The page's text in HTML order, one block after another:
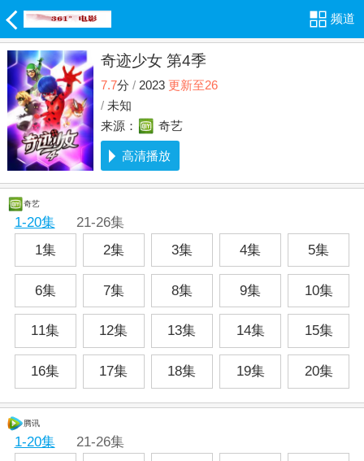
频道
奇迹少女 第4季
7.7分 /2023 更新至26
/未知
来源：
奇艺
高清播放
奇艺
1-20集
21-26集
1集
2集 3集 4集 5集
6集 7集 8集 9集 10集
11集 12集 13集 14集 15集
16集 17集 18集 19集 20集
腾讯
1-20集
21-26集